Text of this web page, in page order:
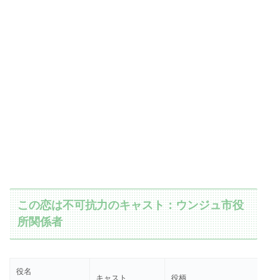
この恋は不可抗力のキャスト：ウンジュ市役
所関係者
役名
キャスト 役柄